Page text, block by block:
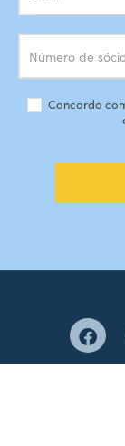
Concordo